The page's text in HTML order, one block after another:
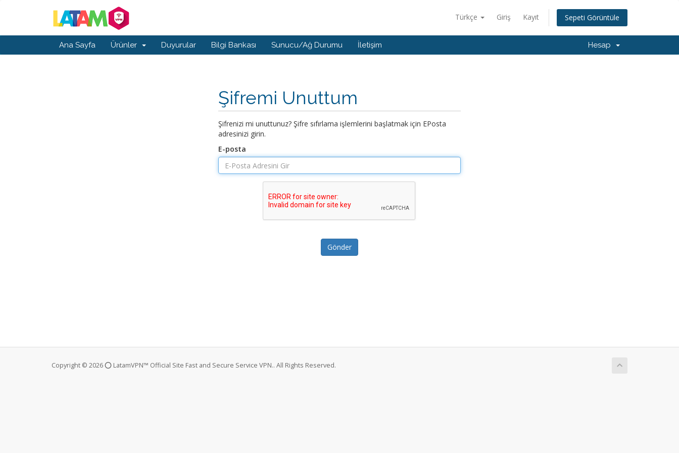
Türkçe Giriş Kayıt Sepeti Görüntüle
Ana Sayfa Ürünler Duyurular Bilgi Bankası Sunucu/Ağ Durumu İletişim Hesap
Şifremi Unuttum
Şifrenizi mi unuttunuz? Şifre sıfırlama işlemlerini başlatmak için EPosta
adresinizi girin.
E-posta
Gönder
Copyright © 2026 ⭕ LatamVPN™ Official Site Fast and Secure Service VPN.. All Rights Reserved.